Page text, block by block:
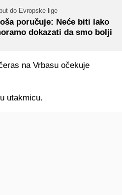
do Evropske lige
poručuje: Neće biti lako
dokazati da smo bolji
na Vrbasu očekuje
utakmicu.